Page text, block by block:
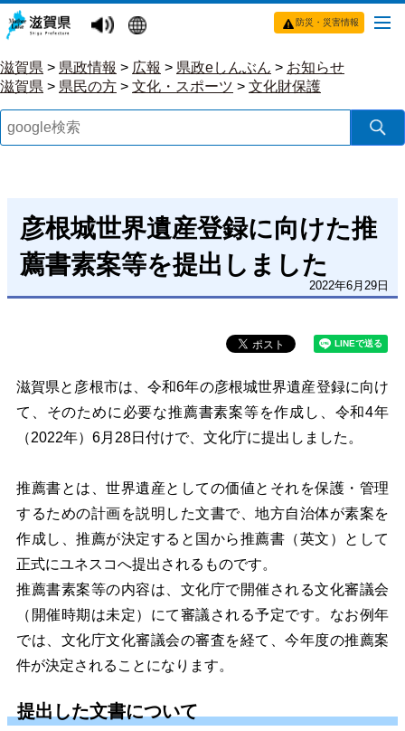
防災・災害情報
滋賀県 > 県政情報 > 広報 > 県政eしんぶん > お知らせ
滋賀県 > 県民の方 > 文化・スポーツ > 文化財保護
彦根城世界遺産登録に向けた推
薦書素案等を提出しました
2022年6月29日
滋賀県と彦根市は、令和6年の彦根城世界遺産登録に向け
て、そのために必要な推薦書素案等を作成し、令和4年
（2022年）6月28日付けで、文化庁に提出しま した。
推薦書とは、世界遺産としての価値とそれを保護・管理
するための計画を説明した文書で、地方自治体が素案を
作成し、推薦が決定すると国から推薦書（英文）として
正式にユネスコへ提出されるものです。
推薦書素案等の内容は、文化庁で開催される文化審議会
（開催時期は未定）にて審議される予定です。 なお例年
では、文化庁文化審議会の審査を経て、今年度の推薦案
件が決定されることになります。
提出した文書について